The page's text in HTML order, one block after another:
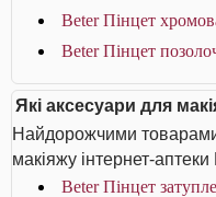
Beter Пінцет
Beter Пінцет
Які аксесуари для
Найдорожчими товарами
макіяжу інтернет-аптеки
Beter Пінцет